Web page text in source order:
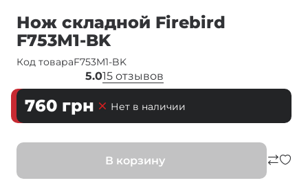
Нож складной Firebird
F753M1-BK
Код товараF753M1-BK
5.015 отзывов
760 грн Нет в наличии
В корзину